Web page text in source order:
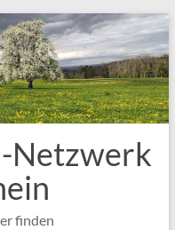
Netzwerk
finden